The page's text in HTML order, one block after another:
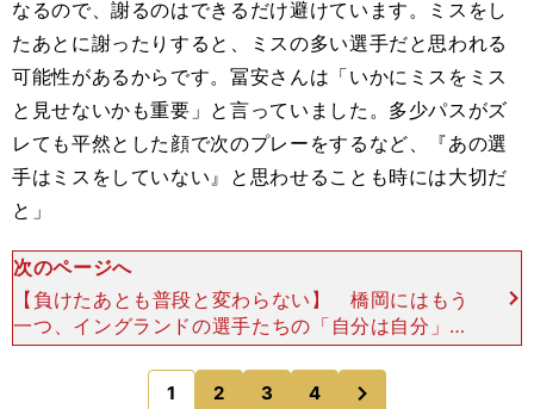
なるので、謝るのはできるだけ避けています。ミスをし
たあとに謝ったりすると、ミスの多い選手だと思われる
可能性があるからです。冨安さんは「いかにミスをミス
と見せないかも重要」と言っていました。多少パスがズ
レても平然とした顔で次のプレーをするなど、『あの選
手はミスをしていない』と思わせることも時には大切だ
と」
次のページへ
【負けたあとも普段と変わらない】 橋岡にはもう
一つ、イングランドの選手たちの「自分は自分」と
いう考え方を感じる時がある。 試合に負けたあと
の態度だ。「文化的な違いを感じますね。イングラ
1 2 3 4
のページへ